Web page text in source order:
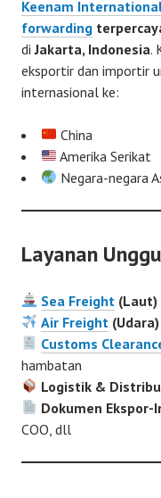
Keenam
forwarding
diJakarta, Indonesia.
eksportir dan importir
internasional ke:
China
Amerika Serikat
Negara-negara
Layanan
Sea Freight (Laut)
Air Freight (Udara)
Customs
hambatan
Logistik &
Dokumen Ekspor-
COO, dll